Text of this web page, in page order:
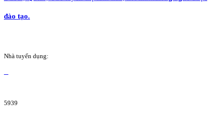
đào tạo.
Nhà tuyển dụng:
5939